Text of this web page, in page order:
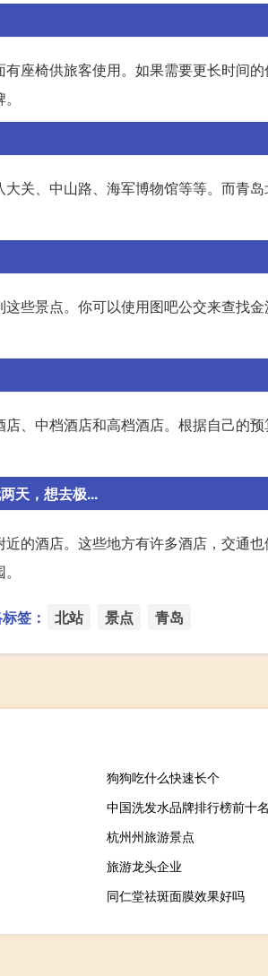
座椅供旅客使用。如果需要更长时间
关、中山路、海军博物馆等等。而青
些景点。你可以使用图吧公交来查找
、中档酒店和高档酒店。根据自己的
天，想去极...
的酒店。这些地方有许多酒店，交通
签： 北站 景点 青岛
狗狗吃什么快速长个
中国洗发水品牌排行榜前十名
杭州州旅游景点
旅游龙头企业
同仁堂祛斑面膜效果好吗